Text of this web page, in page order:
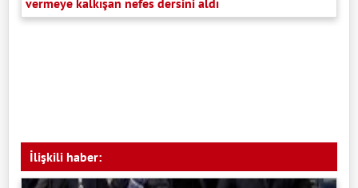
vermeye kalkışan nefes dersini aldı
İlişkili haber: